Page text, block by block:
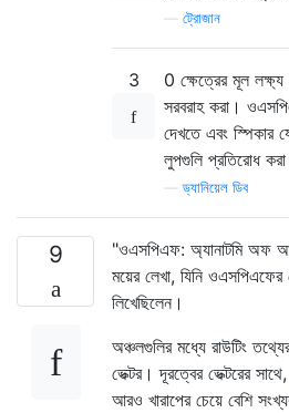
ট্রোজান
3
0 ক্ষেত্রের মূল
সরবরাহ করা।
দেখতে এবং স্পিকার
লুপগুলি প্রতিরোধ করা
—ড্যানিয়েল ডিব
9
"ওএসপিএফ: অ্যানাটমি অফ
ময়ের লেখা, যিনি ওএসপিএফের
লিখেছিলেন।
অঞ্চলগুলির মধ্যে রাউটিং
ভেক্টর। দূরত্বের ভেক্টরের
আরও খারাপের চেয়ে বেশি